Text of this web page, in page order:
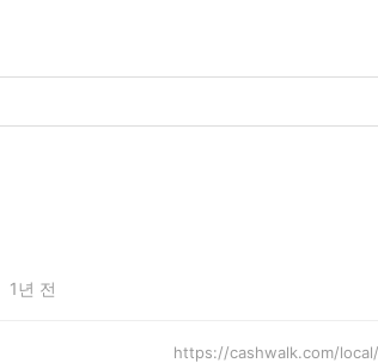
1년 전
https://cashwalk.com/